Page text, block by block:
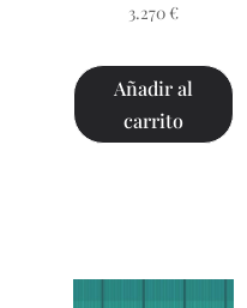
3.270 €
Añadir al
carrito